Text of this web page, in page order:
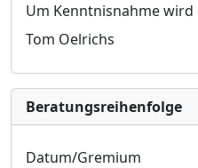
Um Kenntnisnahme wird
Tom Oelrichs
Bera­tungs­reihen­folge
Datum/Gremium